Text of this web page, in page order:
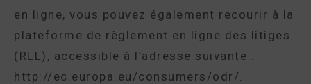
en ligne, vous pouvez également recourir à la
plateforme de règlement en ligne des litiges
(RLL), accessible à l’adresse suivante :
http://ec.europa.eu/consumers/odr/.